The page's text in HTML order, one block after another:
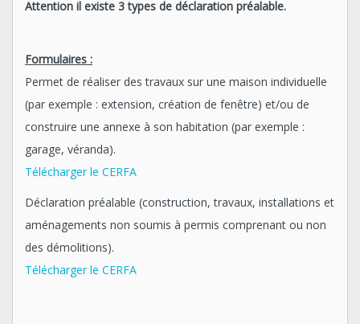
Attention il existe 3 types de déclaration préalable.
Formulaires :
Permet de réaliser des travaux sur une maison individuelle
(par exemple : extension, création de fenêtre) et/ou de
construire une annexe à son habitation (par exemple :
garage, véranda).
Télécharger le CERFA
Déclaration préalable (construction, travaux, installations et
aménagements non soumis à permis comprenant ou non
des démolitions).
Télécharger le CERFA